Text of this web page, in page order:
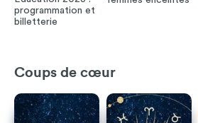
programmation et
billetterie
Coups de cœur